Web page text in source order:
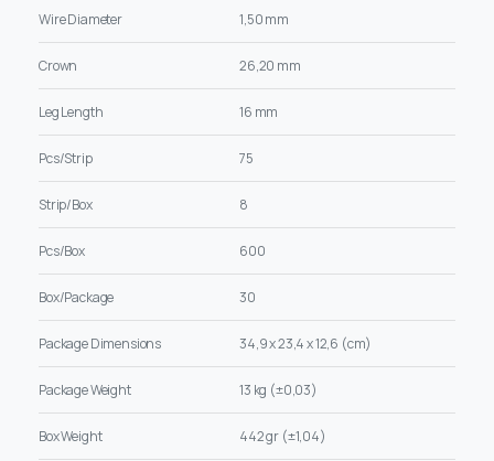
Wire Diameter 1,50 mm
Crown 26,20 mm
Leg Length 16 mm
Pcs/Strip 75
Strip/Box 8
Pcs/Box 600
Box/Package 30
Package Dimensions 34,9 x 23,4 x 12,6 (cm)
Package Weight 13 kg (±0,03)
Box Weight 442 gr (±1,04)